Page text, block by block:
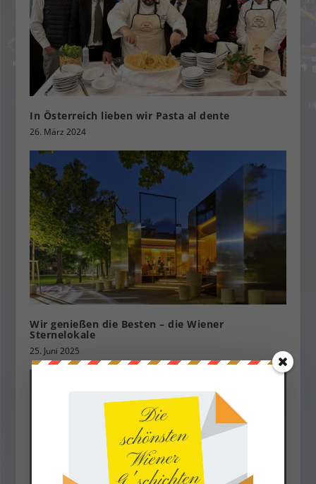
In Österreich lieben wir Pasta al dente
26. März 2024
Wir genießen die Besten – die Wiener
Sternelokale
25. Juni 2025